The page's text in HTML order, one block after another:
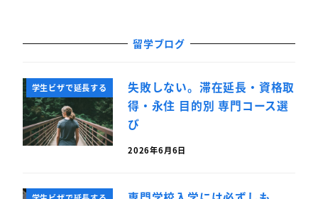
留学ブログ
学生ビザで延長する
失敗しない。滞在延長・資格取
得・永住 目的別 専門コース選
び
2026年6月6日